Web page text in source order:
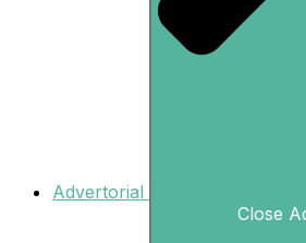
Advertorial
Close